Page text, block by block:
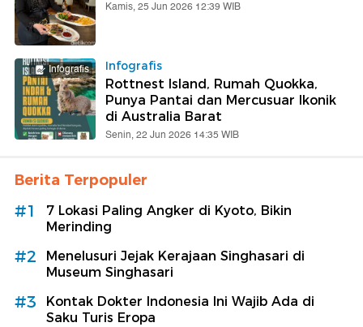
Kamis, 25 Jun 2026 12:39 WIB
Infografis Infografis
Rottnest Island, Rumah Quokka,
Punya Pantai dan Mercusuar Ikonik
di Australia Barat
Senin, 22 Jun 2026 14:35 WIB
Berita Terpopuler
#1
7 Lokasi Paling Angker di Kyoto, Bikin
Merinding
#2
Menelusuri Jejak Kerajaan Singhasari di
Museum Singhasari
#3
Kontak Dokter Indonesia Ini Wajib Ada di
Saku Turis Eropa